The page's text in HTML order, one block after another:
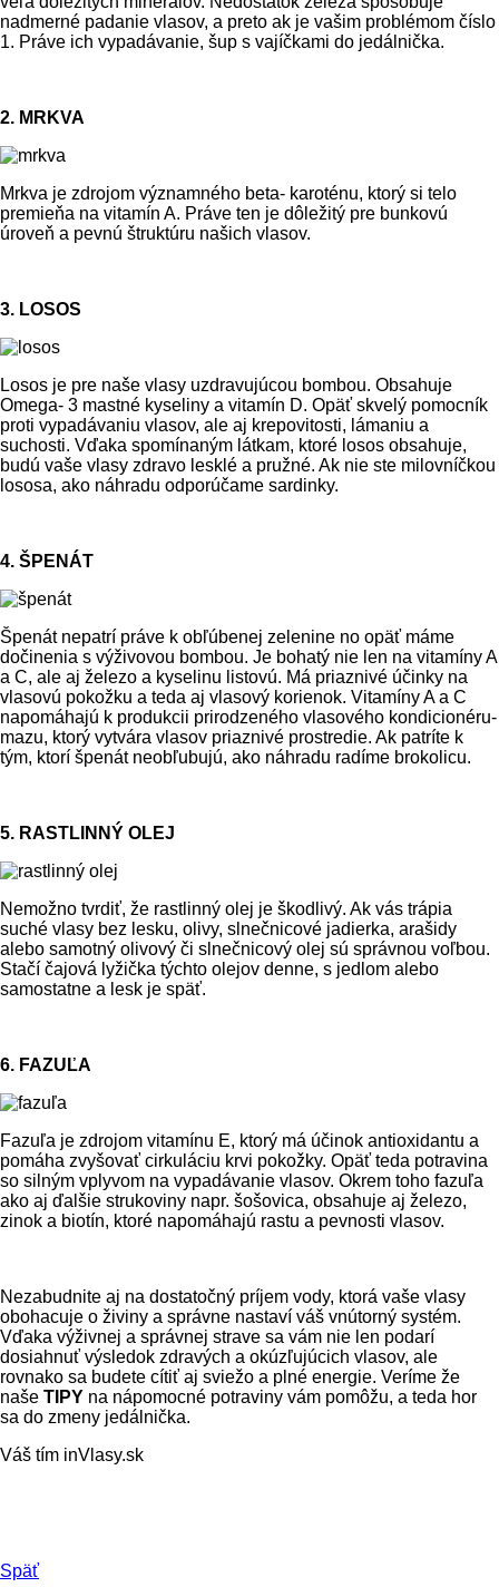
nadmerné padanie vlasov, a preto ak je vašim problémom číslo
1. Práve ich vypadávanie, šup s vajíčkami do jedálnička.
2. MRKVA
Mrkva je zdrojom významného beta- karoténu, ktorý si telo
premieňa na vitamín A. Práve ten je dôležitý pre bunkovú
úroveň a pevnú štruktúru našich vlasov.
3. LOSOS
Losos je pre naše vlasy uzdravujúcou bombou. Obsahuje
Omega- 3 mastné kyseliny a vitamín D. Opäť skvelý pomocník
proti vypadávaniu vlasov, ale aj krepovitosti, lámaniu a
suchosti. Vďaka spomínaným látkam, ktoré losos obsahuje,
budú vaše vlasy zdravo lesklé a pružné. Ak nie ste milovníčkou
lososa, ako náhradu odporúčame sardinky.
4. ŠPENÁT
Špenát nepatrí práve k obľúbenej zelenine no opäť máme
dočinenia s výživovou bombou. Je bohatý nie len na vitamíny A
a C, ale aj železo a kyselinu listovú. Má priaznivé účinky na
vlasovú pokožku a teda aj vlasový korienok. Vitamíny A a C
napomáhajú k produkcii prirodzeného vlasového kondicionéru-
mazu, ktorý vytvára vlasov priaznivé prostredie. Ak patríte k
tým, ktorí špenát neobľubujú, ako náhradu radíme brokolicu.
5. RASTLINNÝ OLEJ
Nemožno tvrdiť, že rastlinný olej je škodlivý. Ak vás trápia
suché vlasy bez lesku, olivy, slnečnicové jadierka, arašidy
alebo samotný olivový či slnečnicový olej sú správnou voľbou.
Stačí čajová lyžička týchto olejov denne, s jedlom alebo
samostatne a lesk je späť.
6. FAZUĽA
Fazuľa je zdrojom vitamínu E, ktorý má účinok antioxidantu a
pomáha zvyšovať cirkuláciu krvi pokožky. Opäť teda potravina
so silným vplyvom na vypadávanie vlasov. Okrem toho fazuľa
ako aj ďalšie strukoviny napr. šošovica, obsahuje aj železo,
zinok a biotín, ktoré napomáhajú rastu a pevnosti vlasov.
Nezabudnite aj na dostatočný príjem vody, ktorá vaše vlasy
obohacuje o živiny a správne nastaví váš vnútorný systém.
Vďaka výživnej a správnej strave sa vám nie len podarí
dosiahnuť výsledok zdravých a okúzľujúcich vlasov, ale
rovnako sa budete cítiť aj sviežo a plné energie. Veríme že
naše TIPY na nápomocné potraviny vám pomôžu, a teda hor
sa do zmeny jedálnička.
Váš tím inVlasy.sk
Späť